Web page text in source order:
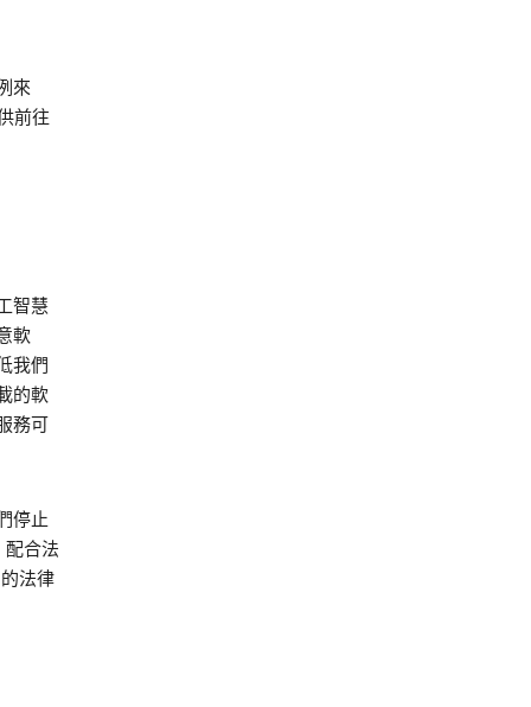
來
前往
智慧
軟
我們
的軟
務可
停止
配合法
法律